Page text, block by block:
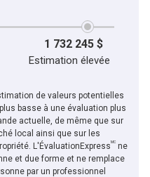
1 732 245 $
Estimation élevée
de valeurs potentielles
basse à une évaluation plus
actuelle, de même que sur
local ainsi que sur les
L'ÉvaluationExpressMC ne
et due forme et ne remplace
par un professionnel